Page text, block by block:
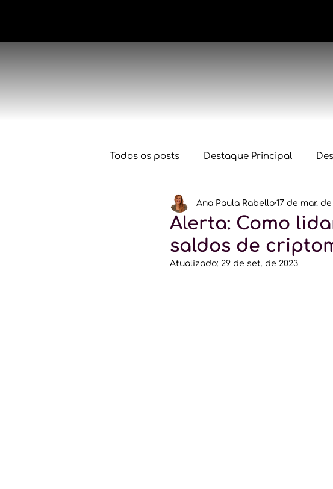
Todos os posts Destaque Principal
Conjuntura Econômica Novidades
Declaração IRPF 2025 Decripto
Alerta: Como
saldos de
Ana Paula Rabello 17 de mar. de
Atualizado: 29 de set. de 2023